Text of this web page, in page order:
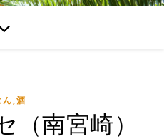
ん,酒
（南宮崎）